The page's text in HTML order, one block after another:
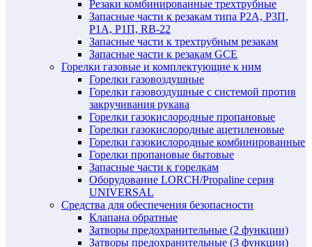
Резаки комбинированные трехтрубные
Запасные части к резакам типа Р2А, Р3П,
Р1А, Р1П, RB-22
Запасные части к трехтрубным резакам
Запасные части к резакам GCE
Горелки газовые и комплектующие к ним
Горелки газовоздушные
Горелки газовоздушные с системой против
закручивания рукава
Горелки газокислородные пропановые
Горелки газокислородные ацетиленовые
Горелки газокислородные комбинированные
Горелки пропановые бытовые
Запасные части к горелкам
Оборудование LORCH/Propaline серия
UNIVERSAL
Средства для обеспечения безопасности
Клапана обратные
Затворы предохранительные (2 функции)
Затворы предохранительные (3 функции)